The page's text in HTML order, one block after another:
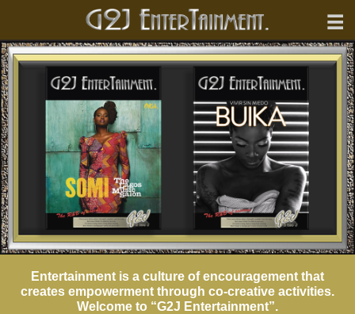
Entertainment is a culture of encouragement that
creates empowerment through co-creative activities.
Welcome to “G2J Entertainment”.